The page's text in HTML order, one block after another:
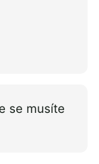
se musíte